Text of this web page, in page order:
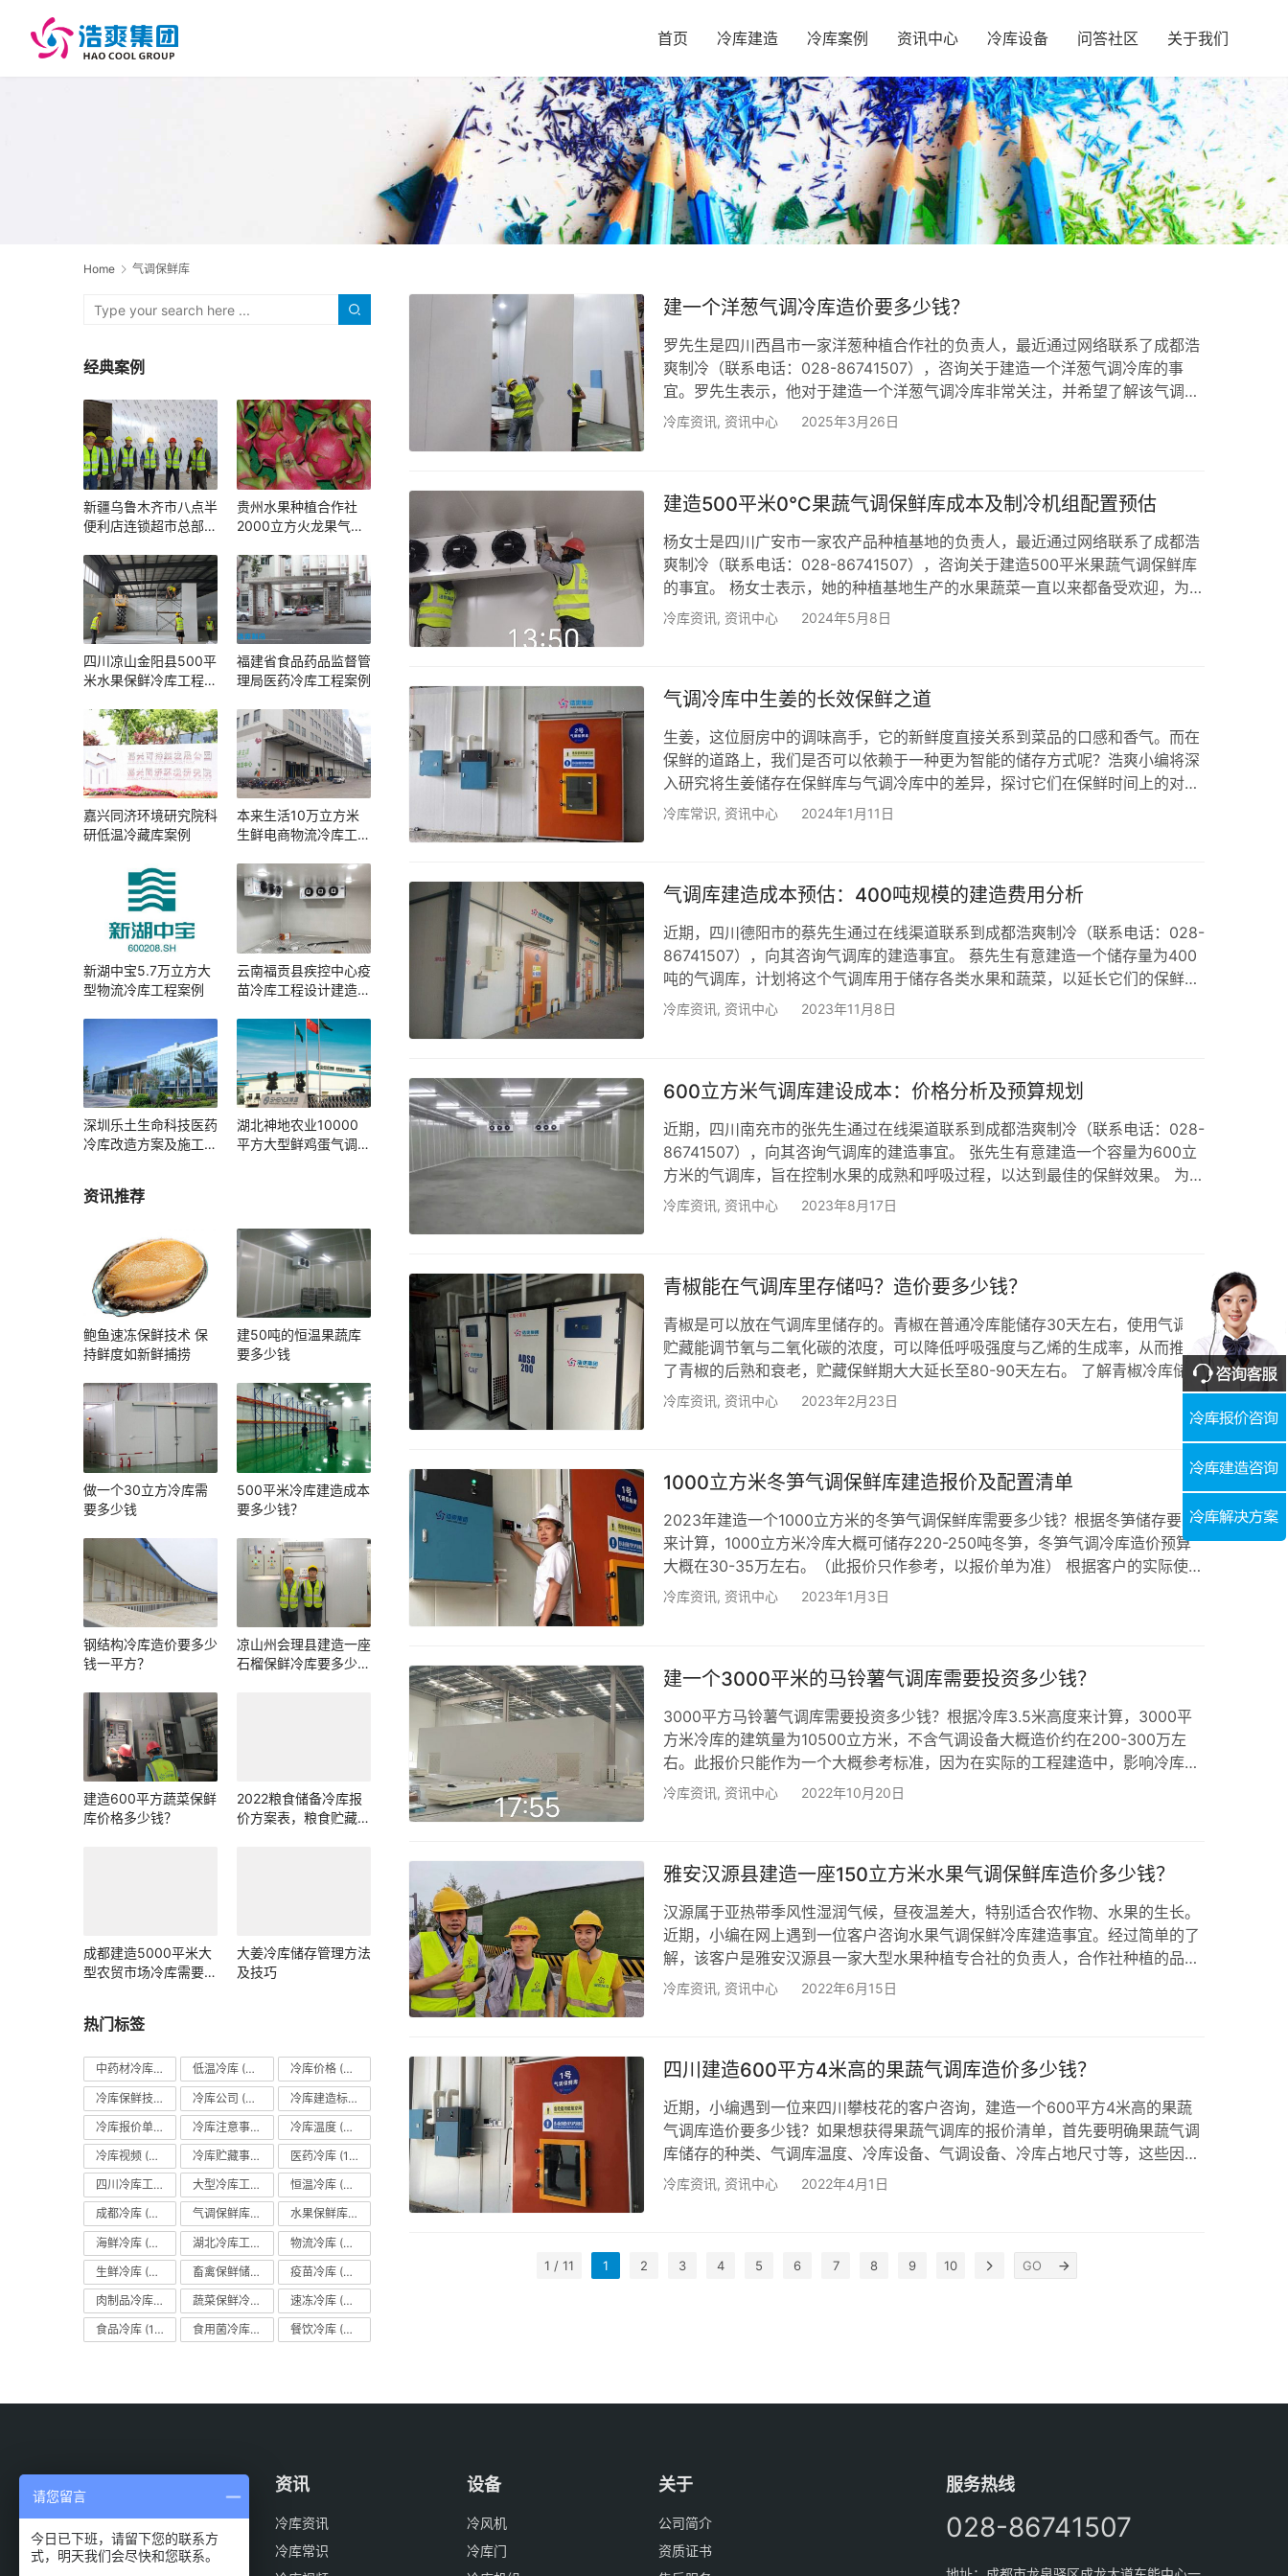
首页 冷库建造 冷库案例 资讯中心 冷库设备 问答社区 关于我们
Home 气调保鲜库
建一个洋葱气调冷库造价要多少钱？
罗先生是四川西昌市一家洋葱种植合作社的负责人，最近通过网络联系了成都浩
爽制冷（联系电话：028-86741507），咨询关于建造一个洋葱气调冷库的事
宜。罗先生表示，他对于建造一个洋葱气调冷库非常关注，并希望了解该气调冷
库如何有效调节温湿度及气体成分以延长洋葱的保鲜期和货架期。 根据罗先生的
冷库资讯, 资讯中心 2025年3月26日
建造500平米0℃果蔬气调保鲜库成本及制冷机组配置预估
杨女士是四川广安市一家农产品种植基地的负责人，最近通过网络联系了成都浩
爽制冷（联系电话：028-86741507），咨询关于建造500平米果蔬气调保鲜库
的事宜。 杨女士表示，她的种植基地生产的水果蔬菜一直以来都备受欢迎，为了
提供更为新鲜、优质的产品，她决定建造一座现代化的果蔬气调保鲜库。 首先，
冷库资讯, 资讯中心 2024年5月8日
气调冷库中生姜的长效保鲜之道
生姜，这位厨房中的调味高手，它的新鲜度直接关系到菜品的口感和香气。而在
保鲜的道路上，我们是否可以依赖于一种更为智能的储存方式呢？浩爽小编将深
入研究将生姜储存在保鲜库与气调冷库中的差异，探讨它们在保鲜时间上的对
比。 储存时间对比： 保鲜库中的生姜：传统保鲜库通常为生姜提供一个相对较
姜置于…
冷库常识, 资讯中心 2024年1月11日
气调库建造成本预估：400吨规模的建造费用分析
近期，四川德阳市的蔡先生通过在线渠道联系到成都浩爽制冷（联系电话：028-
86741507），向其咨询气调库的建造事宜。 蔡先生有意建造一个储存量为400
吨的气调库，计划将这个气调库用于储存各类水果和蔬菜，以延长它们的保鲜期
和保持口感的稳定。对于蔡先生来说，确保气调库内的温湿度、气体组成等因素
冷库资讯, 资讯中心 2023年11月8日
600立方米气调库建设成本：价格分析及预算规划
近期，四川南充市的张先生通过在线渠道联系到成都浩爽制冷（联系电话：028-
86741507），向其咨询气调库的建造事宜。 张先生有意建造一个容量为600立
方米的气调库，旨在控制水果的成熟和呼吸过程，以达到最佳的保鲜效果。 为满
足客户的实际使用和贮藏需求，成都浩爽制冷提供了以下600立方米气调库的建
冷库资讯, 资讯中心 2023年8月17日
青椒能在气调库里存储吗？造价要多少钱？
青椒是可以放在气调库里储存的。青椒在普通冷库能储存30天左右，使用气调库
贮藏能调节氧与二氧化碳的浓度，可以降低呼吸强度与乙烯的生成率，从而推迟
了青椒的后熟和衰老，贮藏保鲜期大大延长至80-90天左右。 了解青椒冷库储存
详细方法，请点击《青椒怎么保存不会烂？青椒冷库储存保鲜方法推荐》这篇文
章！ 青椒气调库造价要多少钱？ 我们以1000立方米举例，青椒气调库贮藏温度
为8~10℃，湿度为85~95%，气体为O2：2%~8%；CO2：1%~2%。库板配备
冷库资讯, 资讯中心 2023年2月23日
1000立方米冬笋气调保鲜库建造报价及配置清单
2023年建造一个1000立方米的冬笋气调保鲜库需要多少钱？根据冬笋储存要求
来计算，1000立方米冷库大概可储存220-250吨冬笋，冬笋气调冷库造价预算
大概在30-35万左右。（此报价只作参考，以报价单为准） 根据客户的实际使用
及贮藏需求，1000立米冬笋气调保鲜冷库建造配置如下： 了解笋子冷库及其他
冷库资讯, 资讯中心 2023年1月3日
建一个3000平米的马铃薯气调库需要投资多少钱？
3000平方马铃薯气调库需要投资多少钱？根据冷库3.5米高度来计算，3000平
方米冷库的建筑量为10500立方米，不含气调设备大概造价约在200-300万左
右。此报价只能作为一个大概参考标准，因为在实际的工程建造中，影响冷库设
计和安装的成本的因素有很多，如温度、尺寸、位置、机组品牌、设备配件等，
冷库资讯, 资讯中心 2022年10月20日
雅安汉源县建造一座150立方米水果气调保鲜库造价多少钱？
汉源属于亚热带季风性湿润气候，昼夜温差大，特别适合农作物、水果的生长。
近期，小编在网上遇到一位客户咨询水果气调保鲜冷库建造事宜。经过简单的了
解，该客户是雅安汉源县一家大型水果种植专合社的负责人，合作社种植的品种
有：黄果柑、葡萄、梨、核桃、枇杷、大樱桃等水果，为了有效延长这些水果保
冷库资讯, 资讯中心 2022年6月15日
四川建造600平方4米高的果蔬气调库造价多少钱？
近期，小编遇到一位来四川攀枝花的客户咨询，建造一个600平方4米高的果蔬
气调库造价要多少钱？如果想获得果蔬气调库的报价清单，首先要明确果蔬气调
库储存的种类、气调库温度、冷库设备、气调设备、冷库占地尺寸等，这些因素
都是果蔬气调库造价的主要因素。下面，小编就给大家介绍600平米4米高的气
冷库资讯, 资讯中心 2022年4月1日
1 / 11 1 2 3 4 5 6 7 8 9 10
经典案例
新疆乌鲁木齐市八点半
便利店连锁超市总部
库建设方案及施工图片
贵州水果种植合作社
2000立方火龙果气调
四川凉山金阳县500平
米水果保鲜冷库工程设
福建省食品药品监督管
理局医药冷库工程案例
嘉兴同济环境研究院科
研低温冷藏库案例
本来生活10万立方米
生鲜电商物流冷库工程
新湖中宝5.7万立方大
型物流冷库工程案例
云南福贡县疾控中心疫
苗冷库工程设计建造方
深圳乐土生命科技医药
冷库改造方案及施工图
湖北神地农业10000
平方大型鲜鸡蛋气调库
资讯推荐
鲍鱼速冻保鲜技术 保
持鲜度如新鲜捕捞
建50吨的恒温果蔬库
要多少钱
做一个30立方冷库需
要多少钱
500平米冷库建造成本
要多少钱？
钢结构冷库造价要多少
钱一平方？
凉山州会理县建造一座
石榴保鲜冷库要多少
建造600平方蔬菜保鲜
库价格多少钱？
2022粮食储备冷库报
价方案表，粮食贮藏冷
成都建造5000平米大
型农贸市场冷库需要投
大姜冷库储存管理方法
及技巧
热门标签
中药材冷库
(27) 低温冷库 (70) 冷库价格(490)
冷库保鲜技术 冷库公司 (31) 冷库建造标准
冷库报价单
(121) 冷库注意事项 冷库温度(84)
冷库视频 (24) 冷库贮藏事项 医药冷库(114)
四川冷库工程 大型冷库工程 恒温冷库(57)
成都冷库 (66) 气调保鲜库
(101) 水果保鲜库
(293)
海鲜冷库 (27) 湖北冷库工程 物流冷库(29)
生鲜冷库 (22) 畜禽保鲜储藏库 (26)疫苗冷库(22)
肉制品冷库
(78) 蔬菜保鲜冷库 (197)速冻冷库(35)
食品冷库 (109) 食用菌冷库
(29) 餐饮冷库(28)
医药冷库
物流冷库
资讯
冷库资讯
冷库常识
设备
冷风机
冷库门
关于
公司简介
资质证书
服务热线
028-86741507
请您留言
今日已下班，请留下您的联系方
式，明天我们会尽快和您联系。